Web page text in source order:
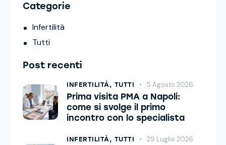
Categorie
Infertilità
Tutti
Post recenti
INFERTILITÀ, TUTTI 5 Agosto 2026
Prima visita PMA a Napoli:
come si svolge il primo
incontro con lo specialista
INFERTILITÀ, TUTTI 29 Luglio 2026